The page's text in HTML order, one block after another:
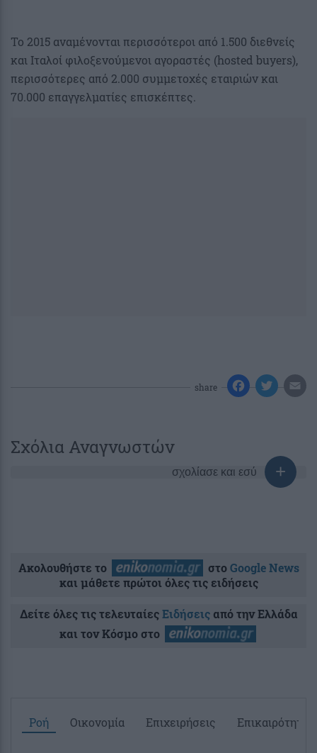
Το 2015 αναμένονται περισσότεροι από 1.500 διεθνείς
και Ιταλοί φιλοξενούμενοι αγοραστές (hosted buyers),
περισσότερες από 2.000 συμμετοχές εταιριών και
70.000 επαγγελματίες επισκέπτες.
share
Σχόλια Αναγνωστών
σχολίασε και εσύ
Ακολουθήστε το στοGoogle News
και μάθετε πρώτοι όλες τις ειδήσεις
Δείτε όλες τις τελευταίεςΕιδήσειςαπό την Ελλάδα
και τον Κόσμο στο
Ροή Οικονομία Επιχειρήσεις Επικαιρότητα